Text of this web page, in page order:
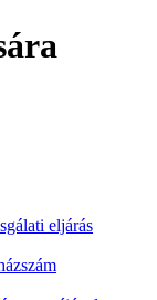
eljárás